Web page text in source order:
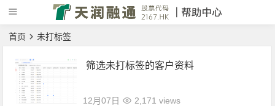
首页 未打标签
筛选未打标签的客户资料
12月07日 2,171 views